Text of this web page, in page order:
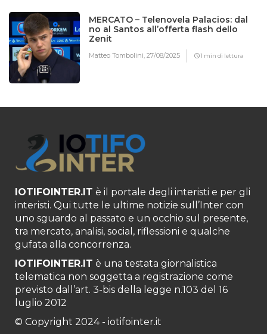
MERCATO – Telenovela Palacios: dal
no al Santos all’offerta flash dello
Zenit
Matteo Tombolini,27/08/2025 1 min di lettura
IOTIFOINTER.IT è il portale degli interisti e per gli
interisti. Qui tutte le ultime notizie sull’Inter con
uno sguardo al passato e un occhio sul presente,
tra mercato, analisi, social, riflessioni e qualche
gufata alla concorrenza.
IOTIFOINTER.IT è una testata giornalistica
telematica non soggetta a registrazione come
previsto dall’art. 3-bis della legge n.103 del 16
luglio 2012
© Copyright 2024 - iotifointer.it